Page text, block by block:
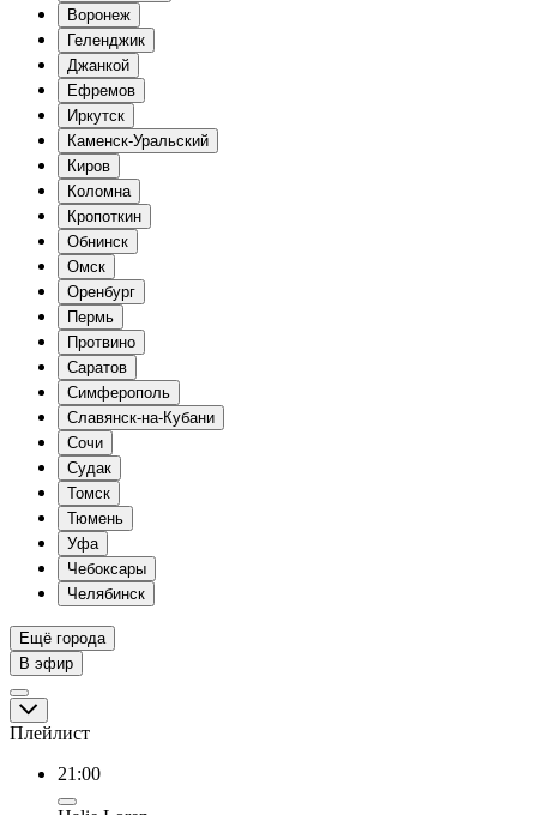
Воронеж
Геленджик
Джанкой
Ефремов
Иркутск
Каменск-Уральский
Киров
Коломна
Кропоткин
Обнинск
Омск
Оренбург
Пермь
Протвино
Саратов
Симферополь
Славянск-на-Кубани
Сочи
Судак
Томск
Тюмень
Уфа
Чебоксары
Челябинск
Ещё города
В эфир
Плейлист
21:00